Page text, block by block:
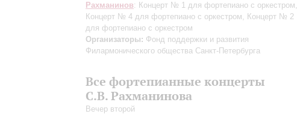
Рахманинов: Концерт № 1 для фортепиано с оркестром,
Концерт № 4 для фортепиано с оркестром, Концерт № 2
для фортепиано с оркестром
Организаторы: Фонд поддержки и развития
Филармонического общества Санкт-Петербурга
Все фортепианные концерты
С.В. Рахманинова
Вечер второй